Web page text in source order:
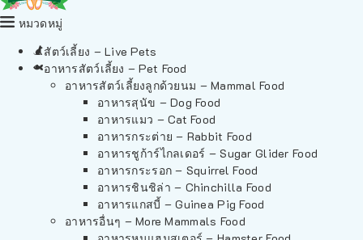
หมวดหมู่
สัตว์เลี้ยง – Live Pets
อาหารสัตว์เลี้ยง – Pet Food
อาหารสัตว์เลี้ยงลูกด้วยนม – Mammal Food
อาหารสุนัข – Dog Food
อาหารแมว – Cat Food
อาหารกระต่าย – Rabbit Food
อาหารชูก้าร์ไกลเดอร์ – Sugar Glider Food
อาหารกระรอก – Squirrel Food
อาหารชินชิล่า – Chinchilla Food
อาหารแกสบี้ – Guinea Pig Food
อาหารอื่นๆ – More Mammals Food